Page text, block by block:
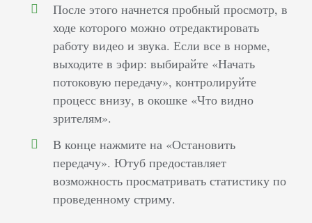
После этого начнется пробный просмотр, в
ходе которого можно отредактировать
работу видео и звука. Если все в норме,
выходите в эфир: выбирайте «Начать
потоковую передачу», контролируйте
процесс внизу, в окошке «Что видно
зрителям».
В конце нажмите на «Остановить
передачу». Ютуб предоставляет
возможность просматривать статистику по
проведенному стриму.